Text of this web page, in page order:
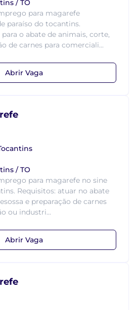
/ TO
para magarefe
paraíso do tocantins.
o abate de animais, corte,
de carnes para comerciali...
Abrir Vaga
/ TO
para magarefe no sine
Requisitos: atuar no abate
e preparação de carnes
ou industri...
Abrir Vaga